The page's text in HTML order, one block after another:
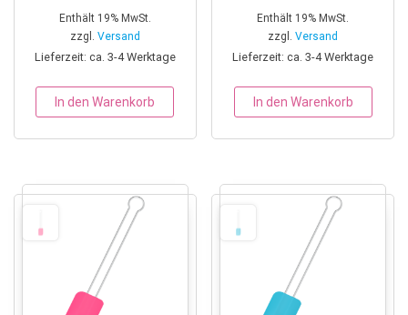
Enthält 19% MwSt.
zzgl. Versand
Lieferzeit: ca. 3-4 Werktage
In den Warenkorb
Enthält 19% MwSt.
zzgl.Versand
Lieferzeit: ca. 3-4 Werktage
In den Warenkorb